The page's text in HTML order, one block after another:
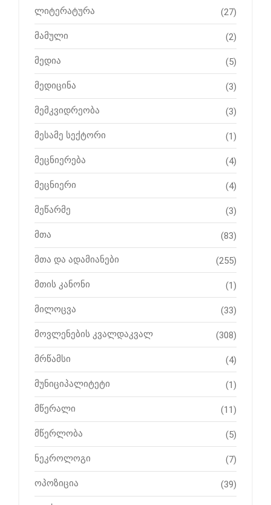
ლიტერატურა (27)
მამული (2)
მედია (5)
მედიცინა (3)
მემკვიდრეობა (3)
მესამე სექტორი (1)
მეცნიერება (4)
მეცნიერი (4)
მეწარმე (3)
მთა (83)
მთა და ადამიანები (255)
მთის კანონი (1)
მილოცვა (33)
მოვლენების კვალდაკვალ (308)
მრწამსი (4)
მუნიციპალიტეტი (1)
მწერალი (11)
მწერლობა (5)
ნეკროლოგი (7)
ოპოზიცია (39)